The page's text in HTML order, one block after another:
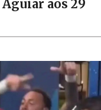
aos 29